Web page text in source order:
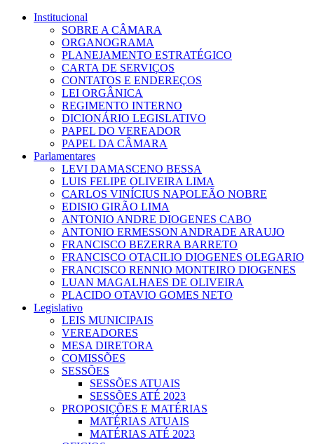
Institucional
SOBRE A CÂMARA
ORGANOGRAMA
PLANEJAMENTO ESTRATÉGICO
CARTA DE SERVIÇOS
CONTATOS E ENDEREÇOS
LEI ORGÂNICA
REGIMENTO INTERNO
DICIONÁRIO LEGISLATIVO
PAPEL DO VEREADOR
PAPEL DA CÂMARA
Parlamentares
LEVI DAMASCENO BESSA
LUIS FELIPE OLIVEIRA LIMA
CARLOS VINÍCIUS NAPOLEÃO NOBRE
EDISIO GIRÃO LIMA
ANTONIO ANDRE DIOGENES CABO
ANTONIO ERMESSON ANDRADE ARAUJO
FRANCISCO BEZERRA BARRETO
FRANCISCO OTACILIO DIOGENES OLEGARIO
FRANCISCO RENNIO MONTEIRO DIOGENES
LUAN MAGALHAES DE OLIVEIRA
PLACIDO OTAVIO GOMES NETO
Legislativo
LEIS MUNICIPAIS
VEREADORES
MESA DIRETORA
COMISSÕES
SESSÕES
SESSÕES ATUAIS
SESSÕES ATÉ 2023
PROPOSIÇÕES E MATÉRIAS
MATÉRIAS ATUAIS
MATÉRIAS ATÉ 2023